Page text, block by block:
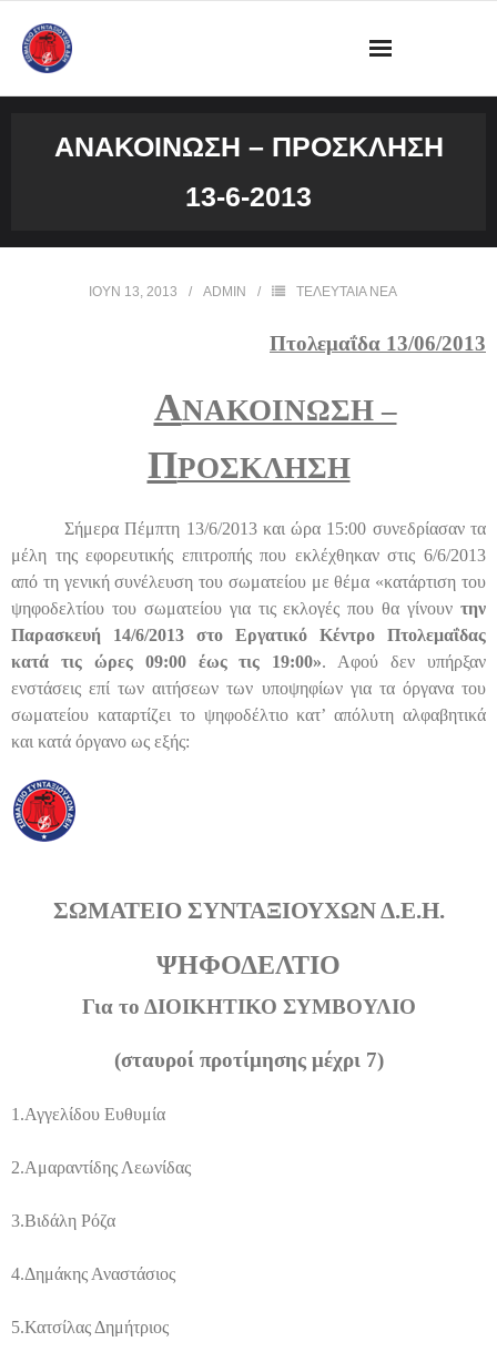
ΕΓΓΡΑΦΑ
ΕΠΙΚΟΙΝΩΝΙΑ
ΑΝΑΚΟΊΝΩΣΗ – ΠΡΌΣΚΛΗΣΗ
13-6-2013
ΙΟΎΝ 13, 2013 ADMIN ΤΕΛΕΥΤΑΙΑ ΝΕΑ
Πτολεμαΐδα 13/06/2013
ΑΝΑΚΟΙΝΩΣΗ –
ΠΡΟΣΚΛΗΣΗ
Σήμερα Πέμπτη 13/6/2013 και ώρα 15:00 συνεδρίασαν τα
μέλη της εφορευτικής επιτροπής που εκλέχθηκαν στις 6/6/2013
από τη γενική συνέλευση του σωματείου με θέμα «κατάρτιση του
ψηφοδελτίου του σωματείου για τις εκλογές που θα γίνουν την
Παρασκευή 14/6/2013 στο Εργατικό Κέντρο Πτολεμαΐδας
κατά τις ώρες 09:00 έως τις 19:00». Αφού δεν υπήρξαν
ενστάσεις επί των αιτήσεων των υποψηφίων για τα όργανα του
σωματείου καταρτίζει το ψηφοδέλτιο κατ’ απόλυτη αλφαβητικά
και κατά όργανο ως εξής:
ΣΩΜΑΤΕΙΟ ΣΥΝΤΑΞΙΟΥΧΩΝ Δ.Ε.Η.
ΨΗΦΟΔΕΛΤΙΟ
Για το ΔΙΟΙΚΗΤΙΚΟ ΣΥΜΒΟΥΛΙΟ
(σταυροί προτίμησης μέχρι 7)
1.Αγγελίδου Ευθυμία
2.Αμαραντίδης Λεωνίδας
3.Βιδάλη Ρόζα
4.Δημάκης Αναστάσιος
5.Κατσίλας Δημήτριος